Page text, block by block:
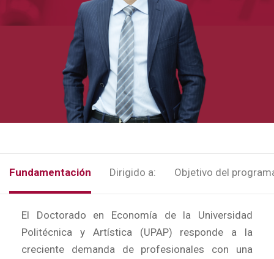
Fundamentación Dirigido a: Objetivo del
El Doctorado en Economía de la Universidad
Politécnica y Artística (UPAP) responde a la
creciente demanda de profesionales con una